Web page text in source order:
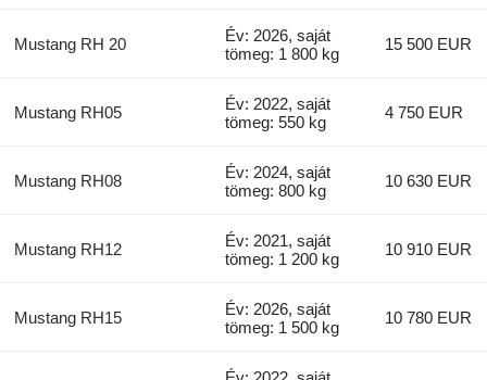
Mustang RH 20
Év: 2026, saját
tömeg: 1 800 kg
15 500 EUR
Mustang RH05
Év: 2022, saját
tömeg: 550 kg
4 750 EUR
Mustang RH08
Év: 2024, saját
tömeg: 800 kg
10 630 EUR
Mustang RH12
Év: 2021, saját
tömeg: 1 200 kg
10 910 EUR
Mustang RH15
Év: 2026, saját
tömeg: 1 500 kg
10 780 EUR